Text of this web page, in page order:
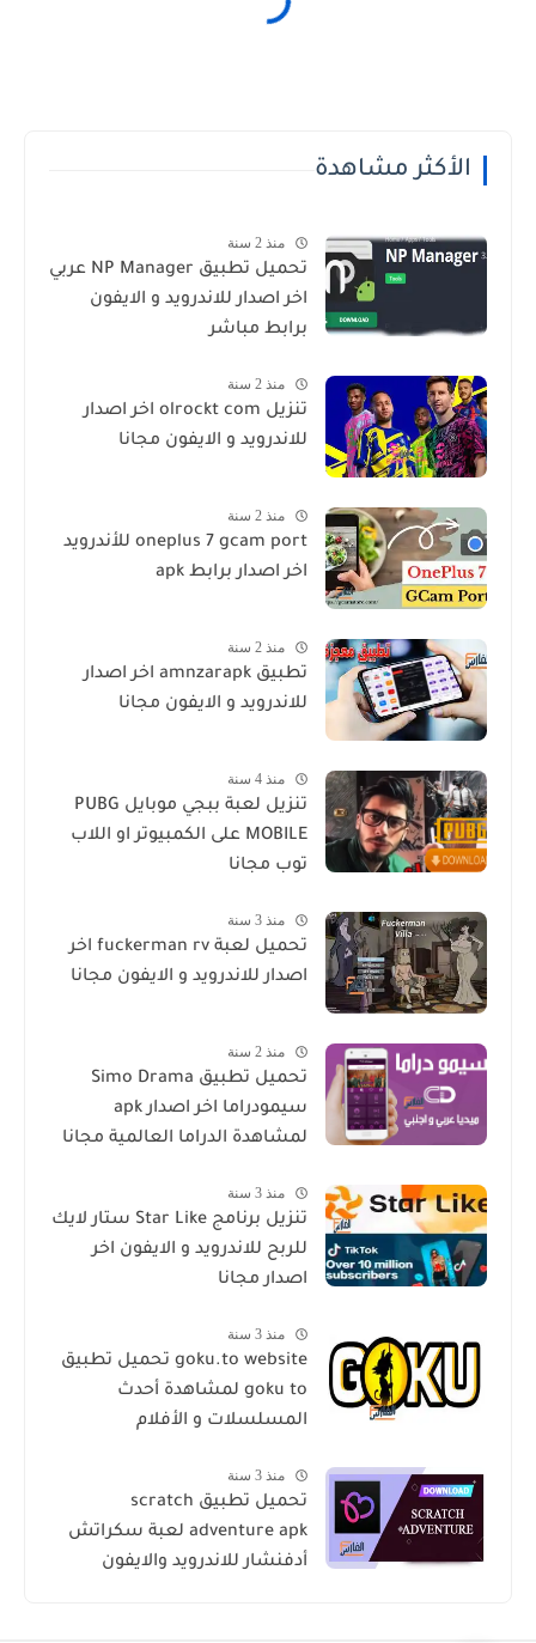
الأكثر مشاهدة
منذ 2 سنة
تحميل تطبيق NP Manager عربي
اخر اصدار للاندرويد و الايفون
برابط مباشر
منذ 2 سنة
تنزيل olrockt com اخر اصدار
للاندرويد و الايفون مجانا
منذ 2 سنة
oneplus 7 gcam port للأندرويد
اخر اصدار برابط apk
منذ 2 سنة
تطبيق amnzarapk اخر اصدار
للاندرويد و الايفون مجانا
منذ 4 سنة
تنزيل لعبة ببجي موبايل PUBG
MOBILE على الكمبيوتر او اللاب
توب مجانا
منذ 3 سنة
تحميل لعبة fuckerman rv اخر
اصدار للاندرويد و الايفون مجانا
منذ 2 سنة
تحميل تطبيق Simo Drama
سيمودراما اخر اصدار apk
لمشاهدة الدراما العالمية مجانا
منذ 3 سنة
تنزيل برنامج Star Like ستار لايك
للربح للاندرويد و الايفون اخر
اصدار مجانا
منذ 3 سنة
goku.to website تحميل تطبيق
goku to لمشاهدة أحدث
المسلسلات و الأفلام
منذ 3 سنة
تحميل تطبيق scratch
adventure apk لعبة سكراتش
أدفنشار للاندرويد والايفون